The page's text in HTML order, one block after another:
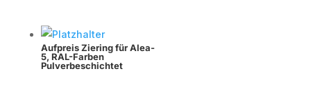
Aufpreis Ziering für Alea-
5, RAL-Farben
Pulverbeschichtet